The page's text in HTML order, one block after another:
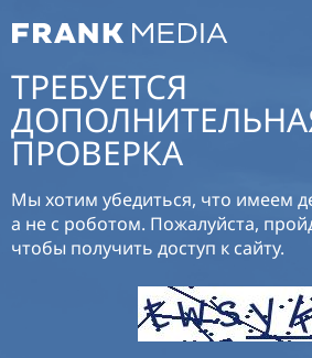
ТРЕБУЕТСЯ
ПРОВЕРКА
Мы хотим убедиться, что имеем
а не с роботом. Пожалуйста,
чтобы получить доступ к сайту.